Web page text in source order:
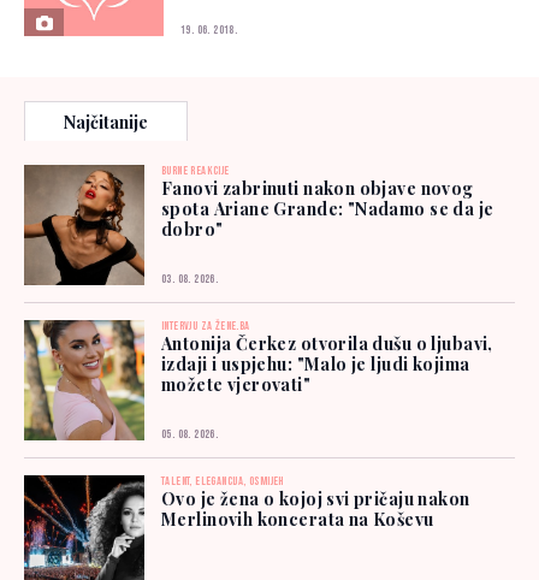
19. 06. 2018.
Najčitanije
BURNE REAKCIJE
Fanovi zabrinuti nakon objave novog
spota Ariane Grande: "Nadamo se da je
dobro"
03. 08. 2026.
INTERVJU ZA ŽENE.BA
Antonija Čerkez otvorila dušu o ljubavi,
izdaji i uspjehu: "Malo je ljudi kojima
možete vjerovati"
05. 08. 2026.
TALENT, ELEGANCIJA, OSMIJEH
Ovo je žena o kojoj svi pričaju nakon
Merlinovih koncerata na Koševu